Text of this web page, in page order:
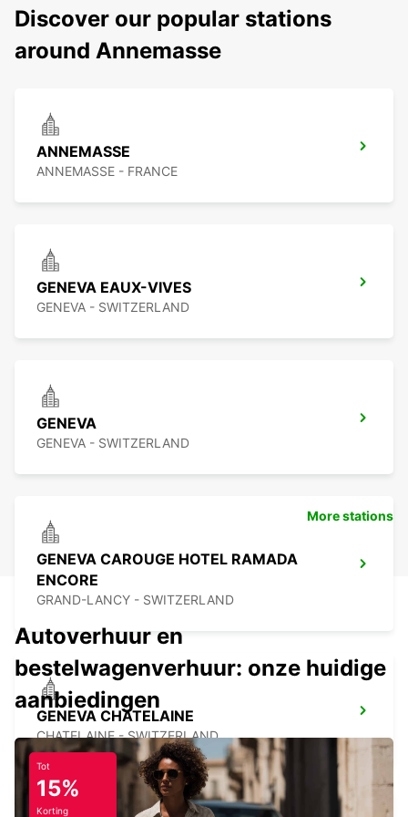
Discover our popular stations
around Annemasse
ANNEMASSE
ANNEMASSE - FRANCE
GENEVA EAUX-VIVES
GENEVA - SWITZERLAND
GENEVA
GENEVA - SWITZERLAND
GENEVA CAROUGE HOTEL RAMADA
ENCORE
GRAND-LANCY - SWITZERLAND
GENEVA CHATELAINE
CHATELAINE - SWITZERLAND
More stations
Autoverhuur en
bestelwagenverhuur: onze huidige
aanbiedingen
Tot
15%
Korting